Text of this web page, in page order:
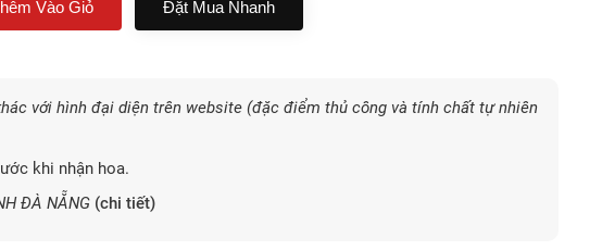
Đặt Mua Nhanh
với hình đại diện trên website (đặc điểm thủ công và tính chất tự nhiên
khi nhận hoa.
ĐÀ NẴNG (chi tiết)